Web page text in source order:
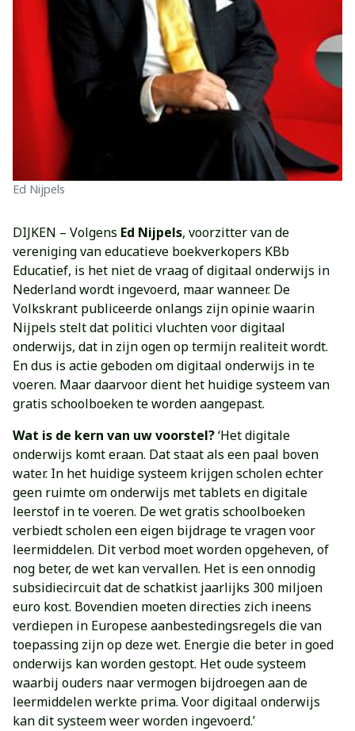
Ed Nijpels
DIJKEN – Volgens Ed Nijpels, voorzitter van de
vereniging van educatieve boekverkopers KBb
Educatief, is het niet de vraag of digitaal onderwijs in
Nederland wordt ingevoerd, maar wanneer. De
Volkskrant publiceerde onlangs zijn opinie waarin
Nijpels stelt dat politici vluchten voor digitaal
onderwijs, dat in zijn ogen op termijn realiteit wordt.
En dus is actie geboden om digitaal onderwijs in te
voeren. Maar daarvoor dient het huidige systeem van
gratis schoolboeken te worden aangepast.
Wat is de kern van uw voorstel?‘Het digitale
onderwijs komt eraan. Dat staat als een paal boven
water. In het huidige systeem krijgen scholen echter
geen ruimte om onderwijs met tablets en digitale
leerstof in te voeren. De wet gratis schoolboeken
verbiedt scholen een eigen bijdrage te vragen voor
leermiddelen. Dit verbod moet worden opgeheven, of
nog beter, de wet kan vervallen. Het is een onnodig
subsidiecircuit dat de schatkist jaarlijks 300 miljoen
euro kost. Bovendien moeten directies zich ineens
verdiepen in Europese aanbestedingsregels die van
toepassing zijn op deze wet. Energie die beter in goed
onderwijs kan worden gestopt. Het oude systeem
waarbij ouders naar vermogen bijdroegen aan de
leermiddelen werkte prima. Voor digitaal onderwijs
kan dit systeem weer worden ingevoerd.’